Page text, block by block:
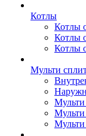
Котлы
Котлы
Котлы
Котлы
Мульти